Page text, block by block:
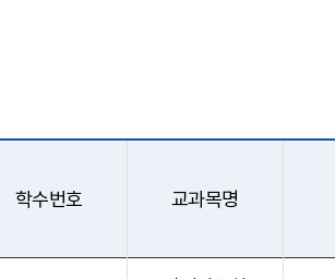
학수번호 교과목명